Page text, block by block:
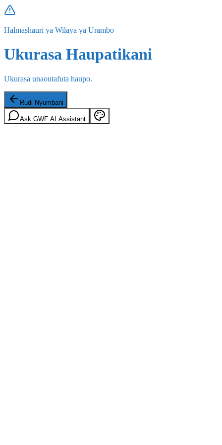
Halmashauri ya Wilaya ya Urambo
Ukurasa Haupatikani
Ukurasa unaoutafuta haupo.
Rudi Nyumbani
Ask GWF AI Assistant